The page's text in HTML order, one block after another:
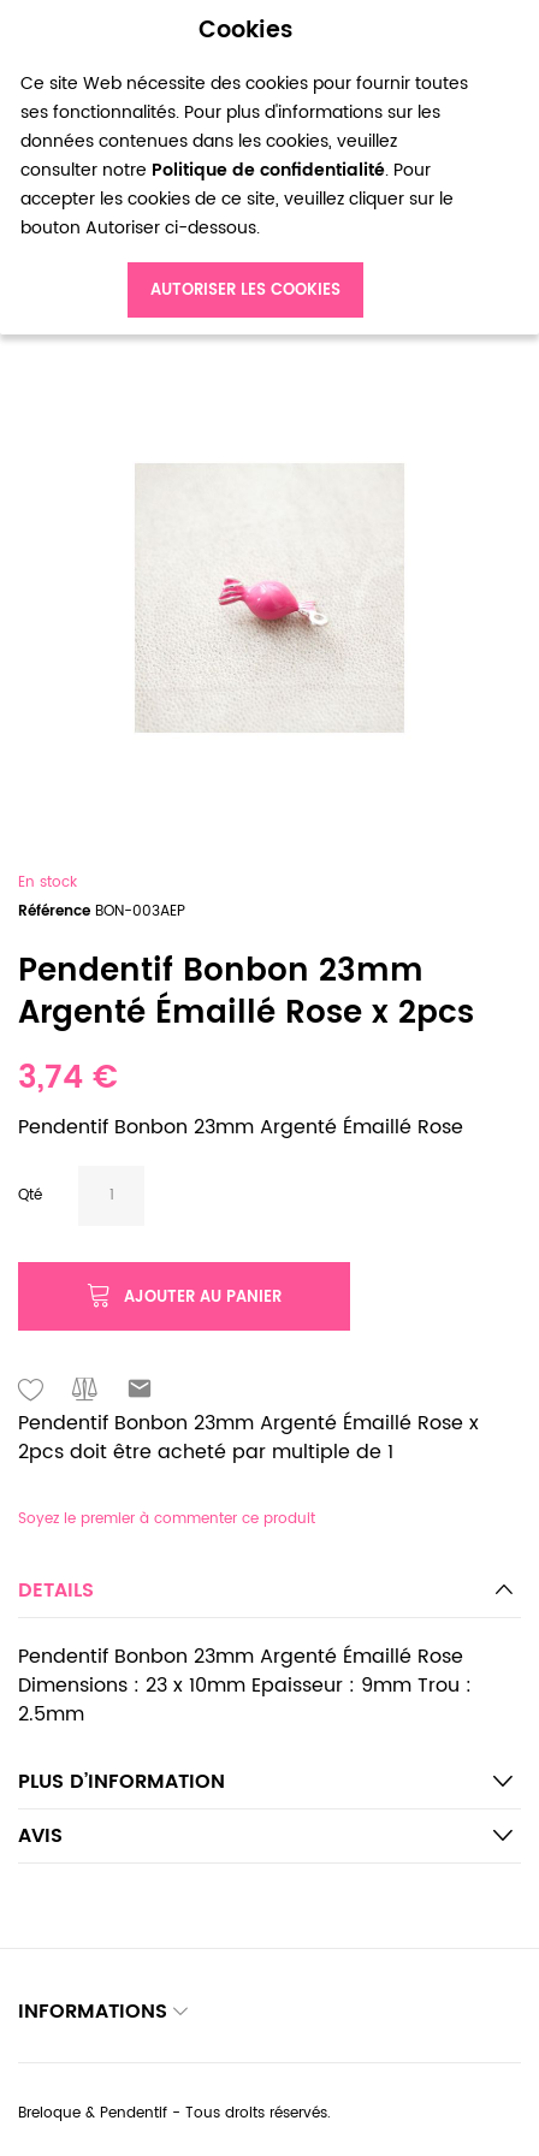
Cookies
Ce site Web nécessite des cookies pour fournir toutes
ses fonctionnalités. Pour plus d'informations sur les
données contenues dans les cookies, veuillez
consulter notre Politique de confidentialité. Pour
accepter les cookies de ce site, veuillez cliquer sur le
bouton Autoriser ci-dessous.
AUTORISER LES COOKIES
0
Pendentif Bonbon 23mm Argenté Émaillé Rose x 2pcs
En stock
Référence BON-003AEP
Pendentif Bonbon 23mm
Argenté Émaillé Rose x 2pcs
3,74 €
Pendentif Bonbon 23mm Argenté Émaillé Rose
Qté
AJOUTER AU PANIER
Pendentif Bonbon 23mm Argenté Émaillé Rose x
2pcs doit être acheté par multiple de 1
Soyez le premier à commenter ce produit
DETAILS
Pendentif Bonbon 23mm Argenté Émaillé Rose
Dimensions : 23 x 10mm Epaisseur : 9mm Trou :
2.5mm
PLUS D’INFORMATION
AVIS
INFORMATIONS
Breloque & Pendentif - Tous droits réservés.